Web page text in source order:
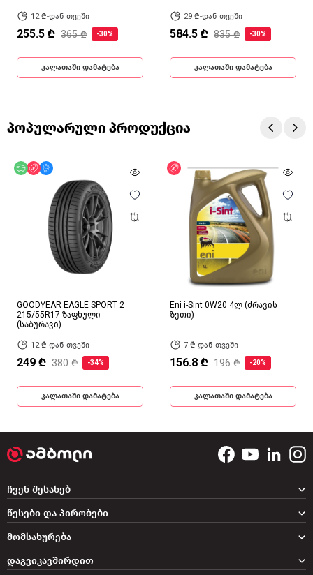
12 ₾-დან თვეში
255.5 ₾ 365 ₾ -30%
კალათაში დამატება
29 ₾-დან თვეში
584.5 ₾ 835 ₾ -30%
კალათაში დამატება
პოპულარული პროდუქცია
უფასო მიწოდება
ფასდაკლება
GOODYEAR EAGLE SPORT 2
215/55R17 ზაფხული
(საბურავი)
12 ₾-დან თვეში
249 ₾ 380 ₾ -34%
კალათაში დამატება
ფასდაკლება
Eni i-Sint 0W20 4ლ (ძრავის
ზეთი)
7 ₾-დან თვეში
156.8 ₾ 196 ₾ -20%
კალათაში დამატება
დაგვიკავშირდით
ჩვენ შესახებ
წესები და პირობები
მომსახურება